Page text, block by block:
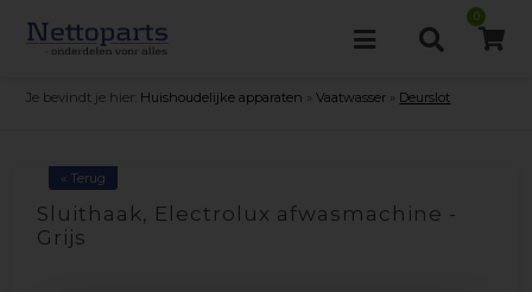
0
Je bevindt je hier: Huishoudelijke apparaten »Vaatwasser Deurslot
« Terug
Sluithaak, Electrolux afwasmachine -
Grijs